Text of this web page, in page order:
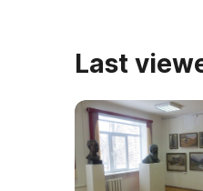
Last